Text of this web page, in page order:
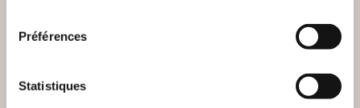
Préférences
StatistiquesSHENZHEN
(0 avis)
Pierre Pellerin
LE DESTIN TIBATÉEN